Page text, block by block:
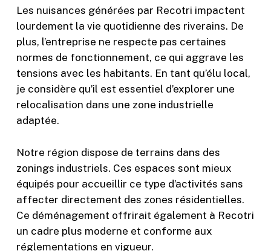
Les nuisances générées par Recotri impactent
lourdement la vie quotidienne des riverains. De
plus, l’entreprise ne respecte pas certaines
normes de fonctionnement, ce qui aggrave les
tensions avec les habitants. En tant qu’élu local,
je considère qu’il est essentiel d’explorer une
relocalisation dans une zone industrielle
adaptée.
Notre région dispose de terrains dans des
zonings industriels. Ces espaces sont mieux
équipés pour accueillir ce type d’activités sans
affecter directement des zones résidentielles.
Ce déménagement offrirait également à Recotri
un cadre plus moderne et conforme aux
réglementations en vigueur.